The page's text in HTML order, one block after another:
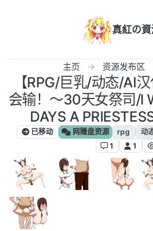
真紅の
主页 资源发布区
【RPG/巨乳/动态/AI
会输！〜30天女祭司/I
DAYS A
已移动 网赚盘资源 rpg 动
1
1